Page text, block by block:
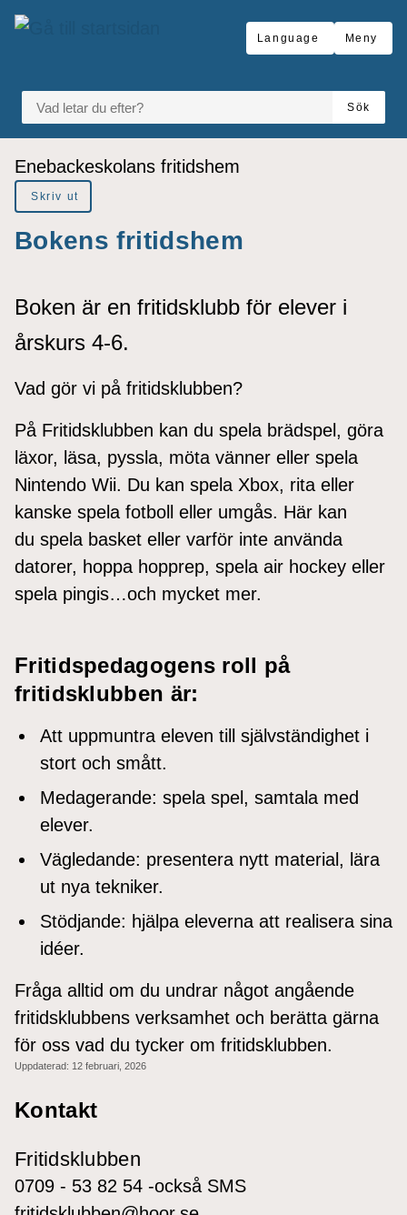
Gå till innehåll
till sidomeny
Language Meny
VAD LETAR DU EFTER?
Sök
Du är här:
Enebackeskolans fritidshem
Skriv ut
Bokens fritidshem
Boken är en fritidsklubb för elever i
årskurs 4-6.
Vad gör vi på fritidsklubben?
På Fritidsklubben kan du spela brädspel, göra
läxor, läsa, pyssla, möta vänner eller spela
Nintendo Wii. Du kan spela Xbox, rita eller
kanske spela fotboll eller umgås. Här kan
du spela basket eller varför inte använda
datorer, hoppa hopprep, spela air hockey eller
spela pingis…och mycket mer.
Fritidspedagogens roll på
fritidsklubben är:
Att uppmuntra eleven till självständighet i
stort och smått.
Medagerande: spela spel, samtala med
elever.
Vägledande: presentera nytt material, lära
ut nya tekniker.
Stödjande: hjälpa eleverna att realisera sina
idéer.
Fråga alltid om du undrar något angående
fritidsklubbens verksamhet och berätta gärna
för oss vad du tycker om fritidsklubben.
Uppdaterad: 12 februari, 2026
Kontakt
Fritidsklubben
0709 - 53 82 54 -också SMS